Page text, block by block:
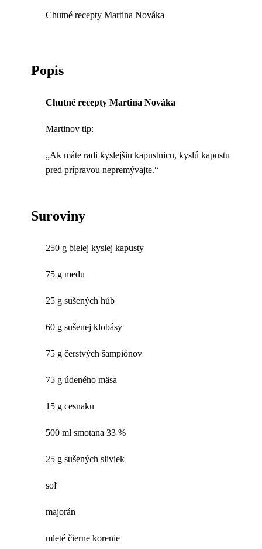
Chutné recepty Martina Nováka
Popis
Chutné recepty Martina Nováka
Martinov tip:
„Ak máte radi kyslejšiu kapustnicu, kyslú kapustu
pred prípravou nepremývajte.“
Suroviny
250 g bielej kyslej kapusty
75 g medu
25 g sušených húb
60 g sušenej klobásy
75 g čerstvých šampiónov
75 g údeného mäsa
15 g cesnaku
500 ml smotana 33 %
25 g sušených sliviek
soľ
majorán
mleté čierne korenie